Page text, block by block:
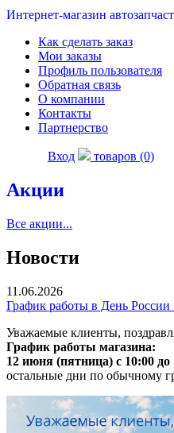
Интернет-магазин
Как сделать заказ
Мои заказы
Профиль пользователя
Обратная связь
О компании
Контакты
Партнерство
Вход товаров (0)
Акции
Все акции...
Новости
11.06.2026
График работы в День
Уважаемые клиенты,
График работы магазина:
12 июня (пятница) с 10:00 до
остальные дни по обычному